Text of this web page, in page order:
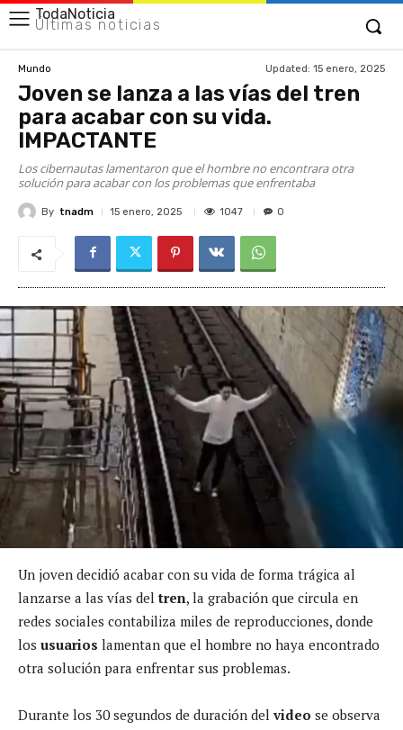
TodaNoticia
Últimas noticias
Mundo Updated: 15 enero, 2025
Joven se lanza a las vías del tren
para acabar con su vida.
IMPACTANTE
Los cibernautas lamentaron que el hombre no encontrara otra
solución para acabar con los problemas que enfrentaba
By tnadm 15 enero, 2025 1047 0
Un joven decidió acabar con su vida de forma trágica al
lanzarse a las vías deltren, la grabación que circula en
redes sociales contabiliza miles de reproducciones, donde
los usuarios lamentan que el hombre no haya encontrado
otra solución para enfrentar sus problemas.
Durante los 30 segundos de duración del video se observa